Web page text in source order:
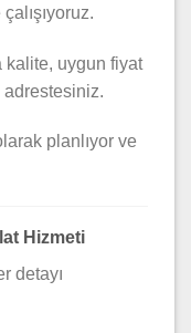
kalite, uygun fiyat
adrestesiniz.
planlıyor ve
Hizmeti
detayı